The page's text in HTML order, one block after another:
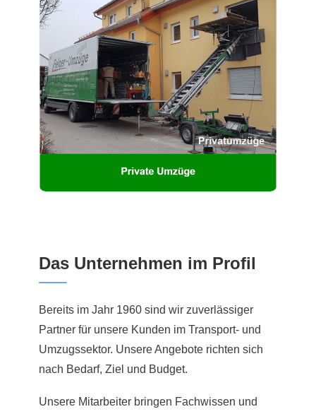
Das Unternehmen im Profil
Bereits im Jahr 1960 sind wir zuverlässiger
Partner für unsere Kunden im Transport- und
Umzugssektor. Unsere Angebote richten sich
nach Bedarf, Ziel und Budget.
Unsere Mitarbeiter bringen Fachwissen und